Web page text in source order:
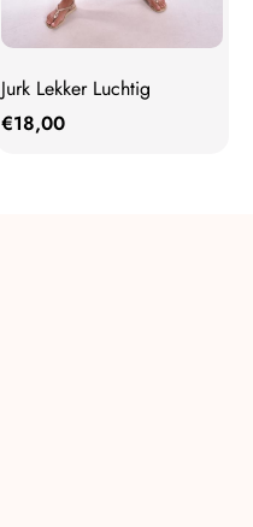
Jurk Lekker Luchtig
€18,00